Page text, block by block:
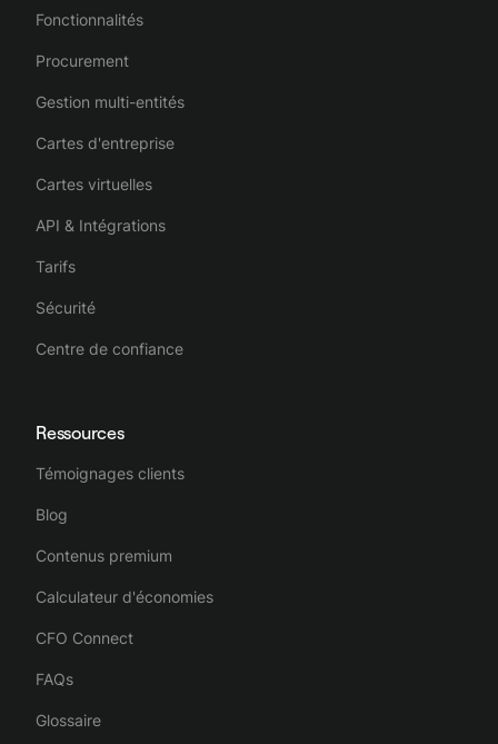
comptables.
Spendesk fluidifie l'ensemble du processus de gestion des
dépenses de l'entreprise, la rendant complète, intuitive et
Fonctionnalités
Procurement
Gestion multi-entités
Cartes d'entreprise
Cartes virtuelles
API & Intégrations
Tarifs
Sécurité
Centre de confiance
Ressources
Témoignages clients
Blog
Contenus premium
Calculateur d'économies
CFO Connect
FAQs
Glossaire